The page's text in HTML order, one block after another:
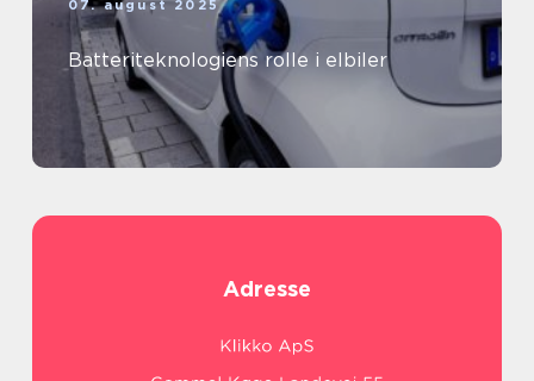
07. august 2025
Batteriteknologiens rolle i elbiler
Adresse